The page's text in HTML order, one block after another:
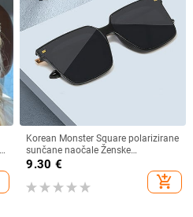
Korean Monster Square polarizirane
sunčane naočale Ženske
visokokvalitetne nježne luksuzne
sunčane naočale Muške prevelike
nijanse UV400 naočale
9.30 €
add_shopping_cart